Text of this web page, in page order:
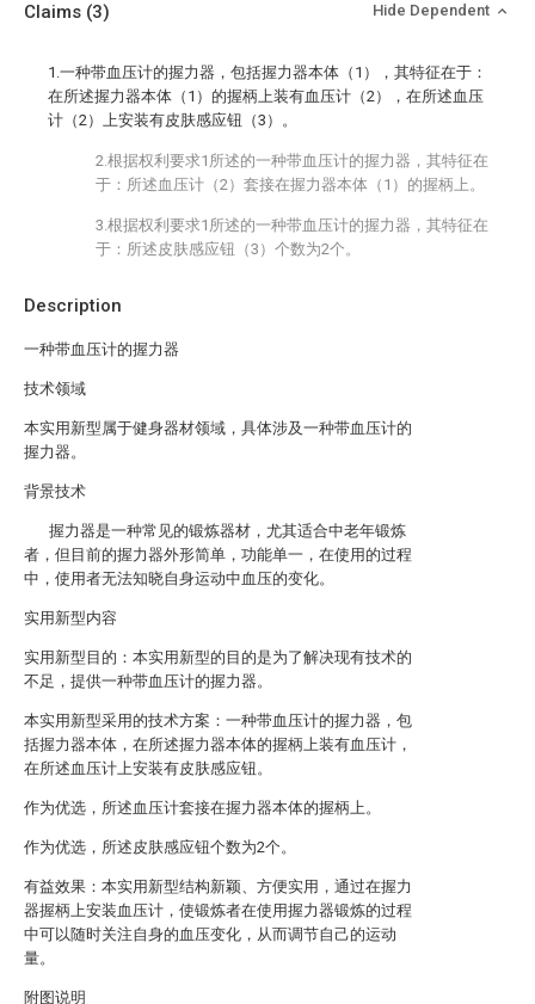
Description
一种带血压计的握力器
技术领域
本实用新型属于健身器材领域，具体涉及一种带血压计的
握力器。
背景技术
握力器是一种常见的锻炼器材，尤其适合中老年锻炼
者，但目前的握力器外形简单，功能单一，在使用的过程
中，使用者无法知晓自身运动中血压的变化。
实用新型内容
实用新型目的：本实用新型的目的是为了解决现有技术的
不足，提供一种带血压计的握力器。
本实用新型采用的技术方案：一种带血压计的握力器，包
括握力器本体，在所述握力器本体的握柄上装有血压计，
在所述血压计上安装有皮肤感应钮。
作为优选，所述血压计套接在握力器本体的握柄上。
作为优选，所述皮肤感应钮个数为2个。
有益效果：本实用新型结构新颖、方便实用，通过在握力
器握柄上安装血压计，使锻炼者在使用握力器锻炼的过程
中可以随时关注自身的血压变化，从而调节自己的运动
量。
附图说明
Claims (3) Hide Dependent
1.一种带血压计的握力器，包括握力器本体（1），其特征在于：
在所述握力器本体（1）的握柄上装有血压计（2），在所述血压
计（2）上安装有皮肤感应钮（3）。
2.根据权利要求1所述的一种带血压计的握力器，其特征在
于：所述血压计（2）套接在握力器本体（1）的握柄上。
3.根据权利要求1所述的一种带血压计的握力器，其特征在
于：所述皮肤感应钮（3）个数为2个。